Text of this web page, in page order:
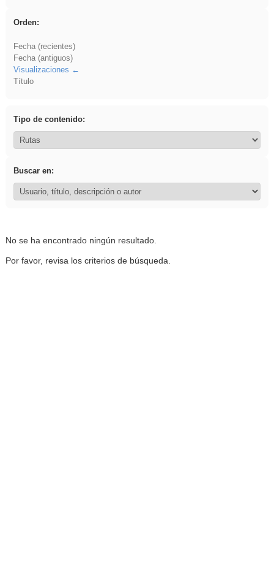
Orden:
Fecha (recientes)
Fecha (antiguos)
Visualizaciones
Título
Tipo de contenido:
Buscar en:
No se ha encontrado ningún resultado.
Por favor, revisa los criterios de búsqueda.